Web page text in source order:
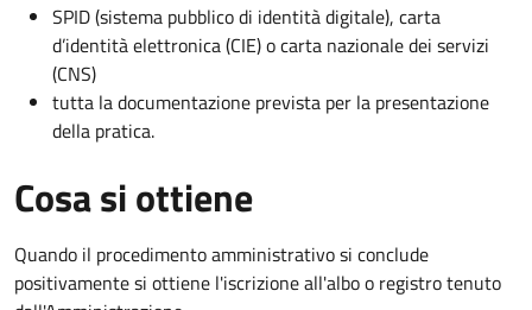
SPID (sistema pubblico di identità digitale), carta
d’identità elettronica (CIE) o carta nazionale dei servizi
(CNS)
tutta la documentazione prevista per la presentazione
della pratica.
Cosa si ottiene
Quando il procedimento amministrativo si conclude
positivamente si ottiene l'iscrizione all'albo o registro tenuto